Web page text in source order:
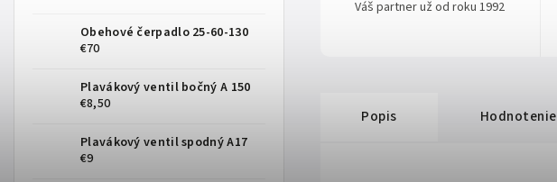
Obehové čerpadlo 25-60-130
€70
Plavákový ventil bočný A 150
€8,50
Plavákový ventil spodný A17
€9
Váš partner už od roku 1992
Popis Hodnotenie